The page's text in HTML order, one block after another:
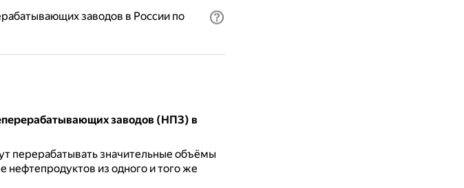
заводов в России по
заводов (НПЗ) в
перерабатывать значительные объёмы
нефтепродуктов из одного и того же